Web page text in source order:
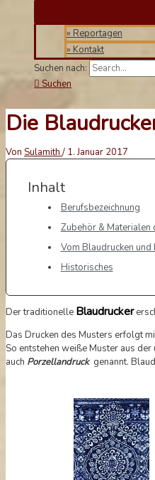
» Reportagen
» Kontakt
Suchen nach:
Suchen
Die
Von Sulamith / 1. Januar 2017
Inhalt
Berufsbezeichnung
Zubehör & Materialen
Vom Blaudrucken und
Historisches
Der traditionelle Blaudrucker
Das Drucken des Musters erfolgt
So entstehen weiße Muster aus
auch Porzellandruckgenannt.